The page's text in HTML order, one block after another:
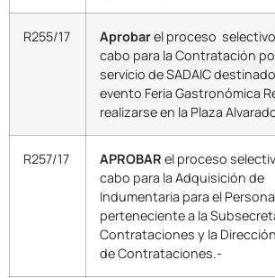
R255/17 Aprobarel proceso
cabo para la Contratación
servicio de SADAIC
evento Feria Gastronómica
realizarse en la Plaza
R257/17 APROBAR el proceso
cabo para la Adquisición de
Indumentaria para el
perteneciente a la
Contrataciones y la
de Contrataciones.-